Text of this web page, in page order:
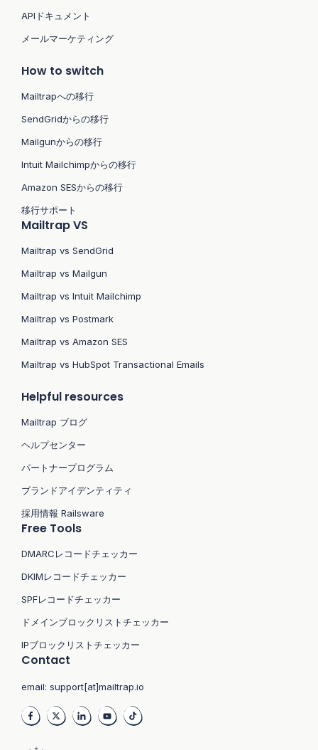
APIドキュメント
メールマーケティング
How to switch
Mailtrapへの移行
SendGridからの移行
Mailgunからの移行
Intuit Mailchimpからの移行
Amazon SESからの移行
移行サポート
Mailtrap VS
Mailtrap vs SendGrid
Mailtrap vs Mailgun
Mailtrap vs Intuit Mailchimp
Mailtrap vs Postmark
Mailtrap vs Amazon SES
Mailtrap vs HubSpot Transactional Emails
Helpful resources
Mailtrap ブログ
ヘルプセンター
パートナープログラム
ブランドアイデンティティ
採用情報 Railsware
Free Tools
DMARCレコードチェッカー
DKIMレコードチェッカー
SPFレコードチェッカー
ドメインブロックリストチェッカー
IPブロックリストチェッカー
Contact
email: support[at]mailtrap.io